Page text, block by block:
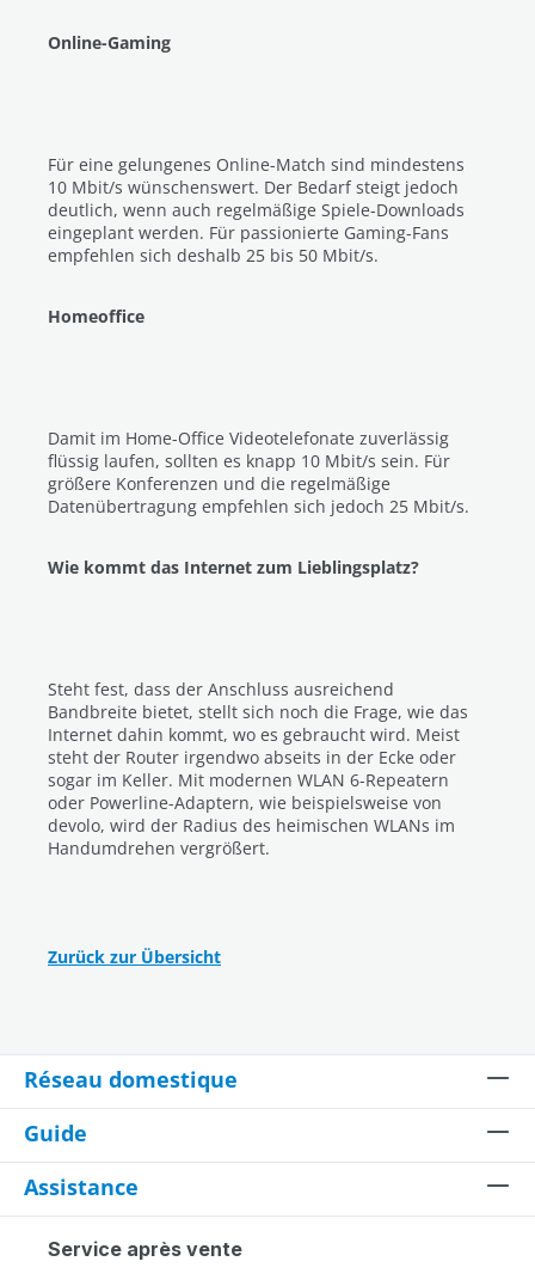
Online-Gaming
Für eine gelungenes Online-Match sind mindestens
10 Mbit/s wünschenswert. Der Bedarf steigt jedoch
deutlich, wenn auch regelmäßige Spiele-Downloads
eingeplant werden. Für passionierte Gaming-Fans
empfehlen sich deshalb 25 bis 50 Mbit/s.
Homeoffice
Damit im Home-Office Videotelefonate zuverlässig
flüssig laufen, sollten es knapp 10 Mbit/s sein. Für
größere Konferenzen und die regelmäßige
Datenübertragung empfehlen sich jedoch 25 Mbit/s.
Wie kommt das Internet zum Lieblingsplatz?
Steht fest, dass der Anschluss ausreichend
Bandbreite bietet, stellt sich noch die Frage, wie das
Internet dahin kommt, wo es gebraucht wird. Meist
steht der Router irgendwo abseits in der Ecke oder
sogar im Keller. Mit modernen WLAN 6-Repeatern
oder Powerline-Adaptern, wie beispielsweise von
devolo, wird der Radius des heimischen WLANs im
Handumdrehen vergrößert.
Zurück zur Übersicht
Réseau domestique
Guide
Assistance
Service après vente